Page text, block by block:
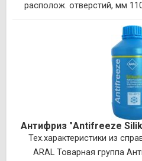
располож. отверстий, мм
Антифриз "Antifreeze
Тех.характеристики из
ARAL Товарная группа